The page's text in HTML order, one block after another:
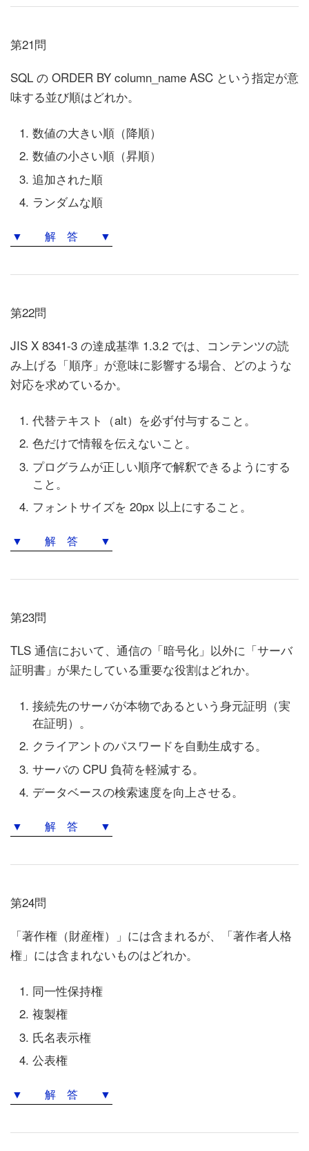
第21問
SQL の ORDER BY column_name ASC という指定が意
味する並び順はどれか。
数値の大きい順（降順）
数値の小さい順（昇順）
追加された順
ランダムな順
▼ 解 答 ▼
第22問
JIS X 8341-3 の達成基準 1.3.2 では、コンテンツの読
み上げる「順序」が意味に影響する場合、どのような
対応を求めているか。
代替テキスト（alt）を必ず付与すること。
色だけで情報を伝えないこと。
プログラムが正しい順序で解釈できるようにする
こと。
フォントサイズを 20px 以上にすること。
▼ 解 答 ▼
第23問
TLS 通信において、通信の「暗号化」以外に「サーバ
証明書」が果たしている重要な役割はどれか。
接続先のサーバが本物であるという身元証明（実
在証明）。
クライアントのパスワードを自動生成する。
サーバの CPU 負荷を軽減する。
データベースの検索速度を向上させる。
▼ 解 答 ▼
第24問
「著作権（財産権）」には含まれるが、「著作者人格
権」には含まれないものはどれか。
同一性保持権
複製権
氏名表示権
公表権
▼ 解 答 ▼